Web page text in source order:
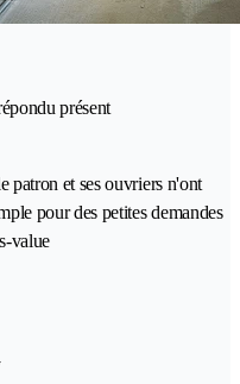
présent
patron et ses ouvriers n'ont
pour des petites demandes
value